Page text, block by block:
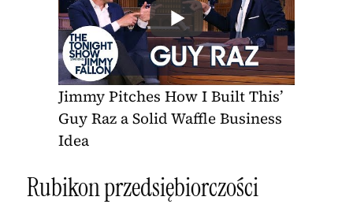
Jimmy Pitches How I Built This’
Guy Raz a Solid Waffle Business
Idea
Rubikon przedsiębiorczości